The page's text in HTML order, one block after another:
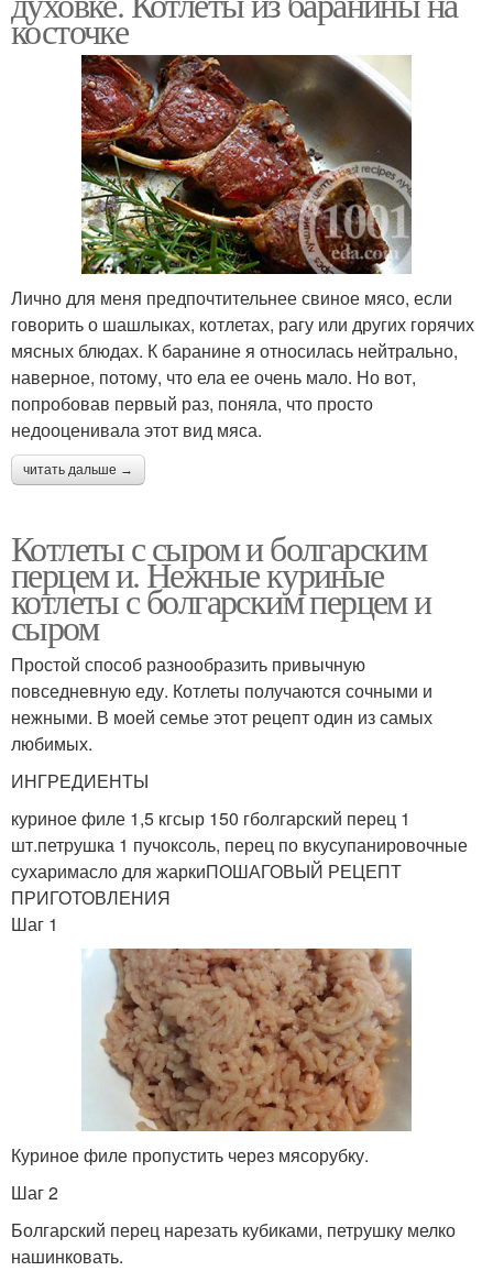
косточке
Лично для меня предпочтительнее свиное мясо, если
говорить о шашлыках, котлетах, рагу или других горячих
мясных блюдах. К баранине я относилась нейтрально,
наверное, потому, что ела ее очень мало. Но вот,
попробовав первый раз, поняла, что просто
недооценивала этот вид мяса.
читать дальше →
Котлеты с сыром и болгарским
перцем и. Нежные куриные
котлеты с болгарским перцем и
сыром
Простой способ разнообразить привычную
повседневную еду. Котлеты получаются сочными и
нежными. В моей семье этот рецепт один из самых
любимых.
ИНГРЕДИЕНТЫ
куриное филе 1,5 кгсыр 150 гболгарский перец 1
шт.петрушка 1 пучоксоль, перец по вкусупанировочные
сухаримасло для жаркиПОШАГОВЫЙ РЕЦЕПТ
ПРИГОТОВЛЕНИЯ
Шаг 1
Куриное филе пропустить через мясорубку.
Шаг 2
Болгарский перец нарезать кубиками, петрушку мелко
нашинковать.